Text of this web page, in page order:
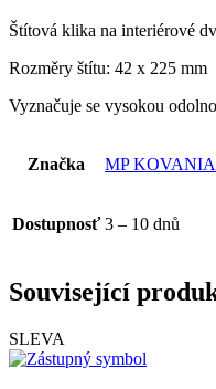
Štítová klika na interiérové
Rozměry štítu: 42 x 225 mm
Vyznačuje se vysokou
Značka MP KOVANIA
Dostupnosť 3 – 10 dnů
Související
SLEVA